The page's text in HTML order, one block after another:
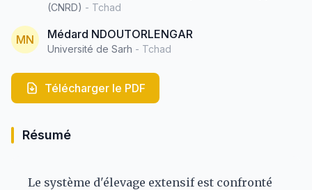
(CNRD) - Tchad
MN Médard NDOUTORLENGAR
Université de Sarh - Tchad
Télécharger le PDF
Résumé
Le système d'élevage extensif est confronté